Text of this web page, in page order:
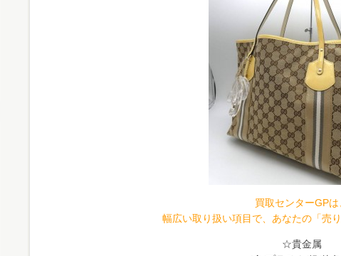
買取センターGPは
幅広い取り扱い項目で、あなたの「売
☆貴金属